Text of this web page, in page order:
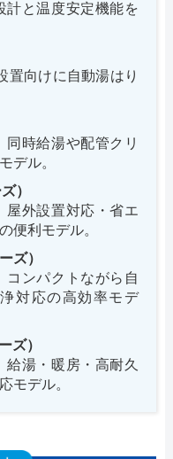
計と温度安定機能を
置向けに自動湯はり
時給湯や配管クリ
デル。
）
屋外設置対応・省エ
便利モデル。
ズ）
コンパクトながら自
対応の高効率モデ
ズ）
湯・暖房・高耐久
モデル。